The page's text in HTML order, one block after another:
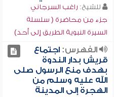
للشيخ: راغب السرجاني
جزء من محاضرة ( سلسلة
السيرة النبوية الطريق إلى أحد)
الفهرس:اجتماع
قريش بدار الندوة
بهدف منع الرسول صلى
الله عليه وسلم من
الهجرة إلى المدينة